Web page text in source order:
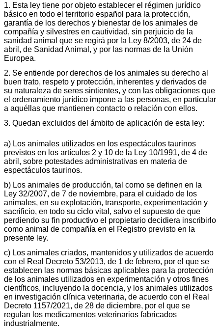
1. Esta ley tiene por objeto establecer el régimen jurídico
básico en todo el territorio español para la protección,
garantía de los derechos y bienestar de los animales de
compañía y silvestres en cautividad, sin perjuicio de la
sanidad animal que se regirá por la Ley 8/2003, de 24 de
abril, de Sanidad Animal, y por las normas de la Unión
Europea.
2. Se entiende por derechos de los animales su derecho al
buen trato, respeto y protección, inherentes y derivados de
su naturaleza de seres sintientes, y con las obligaciones que
el ordenamiento jurídico impone a las personas, en particular
a aquéllas que mantienen contacto o relación con ellos.
3. Quedan excluidos del ámbito de aplicación de esta ley:
a) Los animales utilizados en los espectáculos taurinos
previstos en los artículos 2 y 10 de la Ley 10/1991, de 4 de
abril, sobre potestades administrativas en materia de
espectáculos taurinos.
b) Los animales de producción, tal como se definen en la
Ley 32/2007, de 7 de noviembre, para el cuidado de los
animales, en su explotación, transporte, experimentación y
sacrificio, en todo su ciclo vital, salvo el supuesto de que
perdiendo su fin productivo el propietario decidiera inscribirlo
como animal de compañía en el Registro previsto en la
presente ley.
c) Los animales criados, mantenidos y utilizados de acuerdo
con el Real Decreto 53/2013, de 1 de febrero, por el que se
establecen las normas básicas aplicables para la protección
de los animales utilizados en experimentación y otros fines
científicos, incluyendo la docencia, y los animales utilizados
en investigación clínica veterinaria, de acuerdo con el Real
Decreto 1157/2021, de 28 de diciembre, por el que se
regulan los medicamentos veterinarios fabricados
industrialmente.